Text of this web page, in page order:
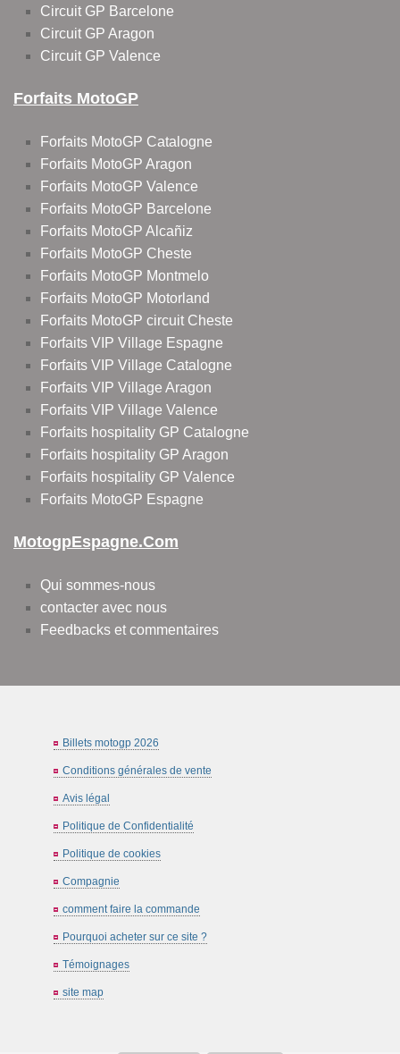
Circuit GP Barcelone
Circuit GP Aragon
Circuit GP Valence
Forfaits MotoGP
Forfaits MotoGP Catalogne
Forfaits MotoGP Aragon
Forfaits MotoGP Valence
Forfaits MotoGP Barcelone
Forfaits MotoGP Alcañiz
Forfaits MotoGP Cheste
Forfaits MotoGP Montmelo
Forfaits MotoGP Motorland
Forfaits MotoGP circuit Cheste
Forfaits VIP Village Espagne
Forfaits VIP Village Catalogne
Forfaits VIP Village Aragon
Forfaits VIP Village Valence
Forfaits hospitality GP Catalogne
Forfaits hospitality GP Aragon
Forfaits hospitality GP Valence
Forfaits MotoGP Espagne
MotogpEspagne.com
Qui sommes-nous
contacter avec nous
Feedbacks et commentaires
Billets motogp 2026
Conditions générales de vente
Avis légal
Politique de Confidentialité
Politique de cookies
Compagnie
comment faire la commande
Pourquoi acheter sur ce site ?
Témoignages
site map